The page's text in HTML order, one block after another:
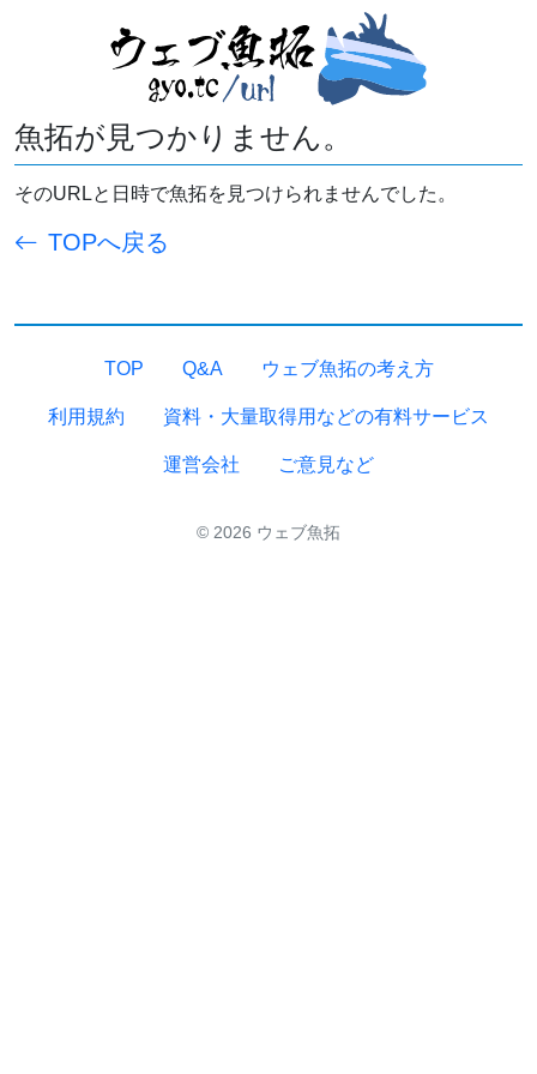
魚拓が見つかりません。
そのURLと日時で魚拓を見つけられませんでした。
TOPへ戻る
TOP Q&A ウェブ魚拓の考え方
利用規約 資料・大量取得用などの有料サービス
運営会社 ご意見など
© 2026 ウェブ魚拓